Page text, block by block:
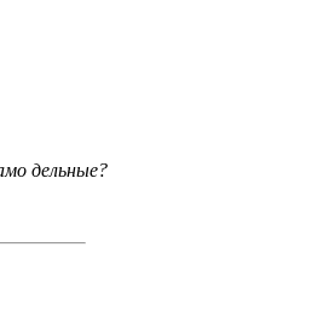
дельные?